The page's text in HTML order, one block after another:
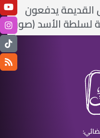
يدفعون
لسلطة الأسد (صور)